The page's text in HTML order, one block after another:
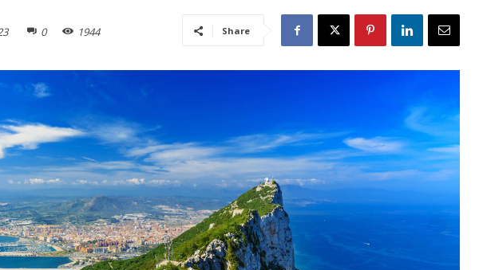
0 1944 Share